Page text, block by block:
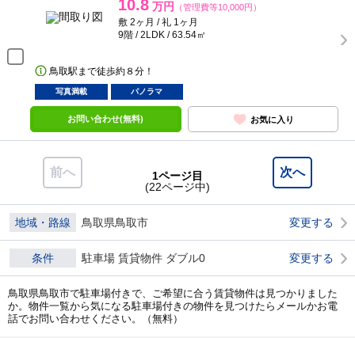
10.8 万円 （管理費等10,000円）
敷 2ヶ月 / 礼 1ヶ月
9階 / 2LDK / 63.54㎡
鳥取駅まで徒歩約８分！
写真満載 パノラマ
お問い合わせ(無料) お気に入り
前へ 次へ
1ページ目
(22ページ中)
地域・路線 鳥取県鳥取市 変更する
条件 駐車場 賃貸物件 ダブル0 変更する
鳥取県鳥取市で駐車場付きで、ご希望に合う賃貸物件は見つかりました
か。物件一覧から気になる駐車場付きの物件を見つけたらメールかお電
話でお問い合わせください。（無料）